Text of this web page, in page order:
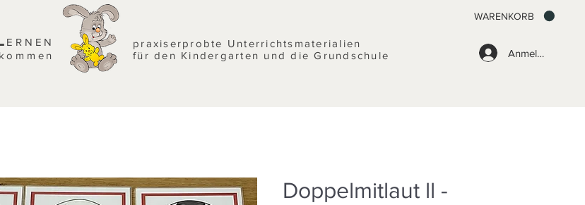
Anmelden
WARENKORB
ERNEN
praxiserprobte Unterrichtsmaterialien
für den Kindergarten und die Grundschule
Doppelmitlaut ll -